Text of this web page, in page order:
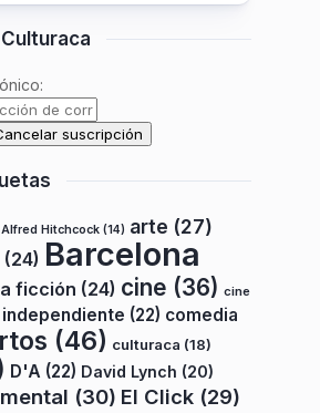
Alfred Hitchcock (14) arte (27)
(24) Barcelona
ficción (24) cine (36) cine
independiente (22) comedia
(46) culturaca (18)
D'A (22) David Lynch (20)
(30) El Click (29)